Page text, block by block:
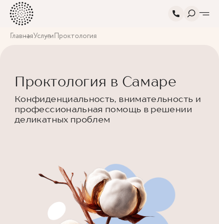
ГлавнаяУслугиПроктология
Проктология в Самаре
Конфиденциальность, внимательность и
профессиональная помощь в решении
деликатных проблем